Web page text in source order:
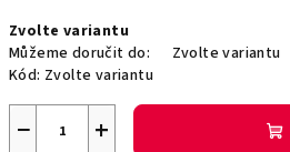
cena:
Zvolte variantu
Můžeme doručit do:
Zvolte variantu
Kód: Zvolte variantu
+
−